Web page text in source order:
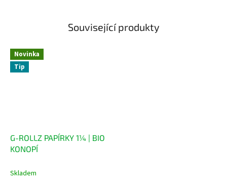
Související produkty
Novinka
Tip
G-ROLLZ PAPÍRKY 1¼ | BIO
KONOPÍ
Skladem